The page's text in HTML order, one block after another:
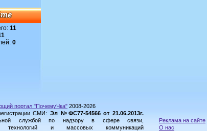
11
0
портал "ПочемуЧка" 2008-2026
СМИ: Эл №ФС77-54566 от 21.06.2013г.
службой по надзору в сфере связи,
технологий и массовых коммуникаций
Реклама на сайте
О нас